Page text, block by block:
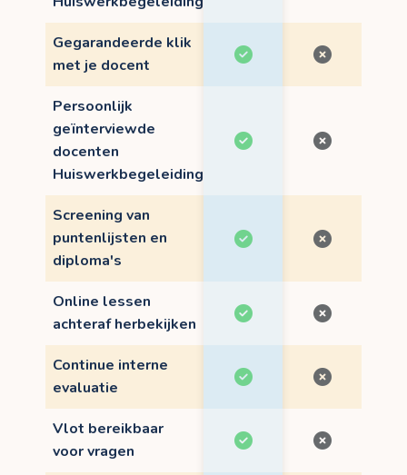
Gegarandeerde klik
met je docent
Persoonlijk
geïnterviewde
docenten
Huiswerkbegeleiding
Screening van
puntenlijsten en
diploma's
Online lessen
achteraf herbekijken
Continue interne
evaluatie
Vlot bereikbaar
voor vragen